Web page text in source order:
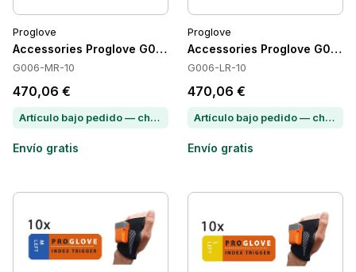
Proglove
Accessories Proglove G006-MR-10
G006-MR-10
470,06 €
Artículo bajo pedido — chatea para conocer el plazo de entrega
Envío gratis
Proglove
Accessories Proglove G006-
G006-LR-10
470,06 €
Artículo bajo pedido — chatea para conocer el plazo de entrega
Envío gratis